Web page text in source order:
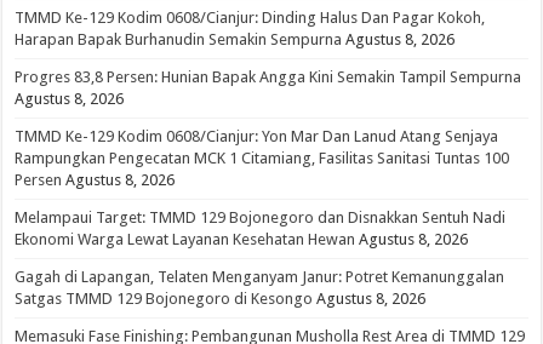
TMMD Ke-129 Kodim 0608/Cianjur: Dinding Halus Dan Pagar Kokoh,
Harapan Bapak Burhanudin Semakin Sempurna Agustus 8, 2026
Progres 83,8 Persen: Hunian Bapak Angga Kini Semakin Tampil Sempurna
Agustus 8, 2026
TMMD Ke-129 Kodim 0608/Cianjur: Yon Mar Dan Lanud Atang Senjaya
Rampungkan Pengecatan MCK 1 Citamiang, Fasilitas Sanitasi Tuntas 100
Persen Agustus 8, 2026
Melampaui Target: TMMD 129 Bojonegoro dan Disnakkan Sentuh Nadi
Ekonomi Warga Lewat Layanan Kesehatan Hewan Agustus 8, 2026
Gagah di Lapangan, Telaten Menganyam Janur: Potret Kemanunggalan
Satgas TMMD 129 Bojonegoro di Kesongo Agustus 8, 2026
Memasuki Fase Finishing: Pembangunan Musholla Rest Area di TMMD 129